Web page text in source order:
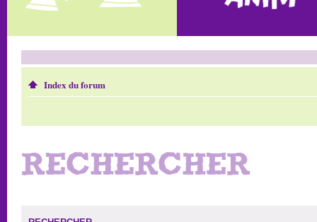
Index du forum
RECHERCHER